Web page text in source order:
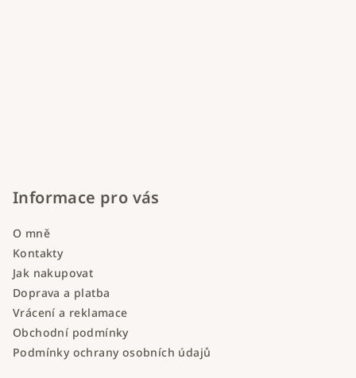
Informace pro vás
O mně
Kontakty
Jak nakupovat
Doprava a platba
Vrácení a reklamace
Obchodní podmínky
Podmínky ochrany osobních údajů